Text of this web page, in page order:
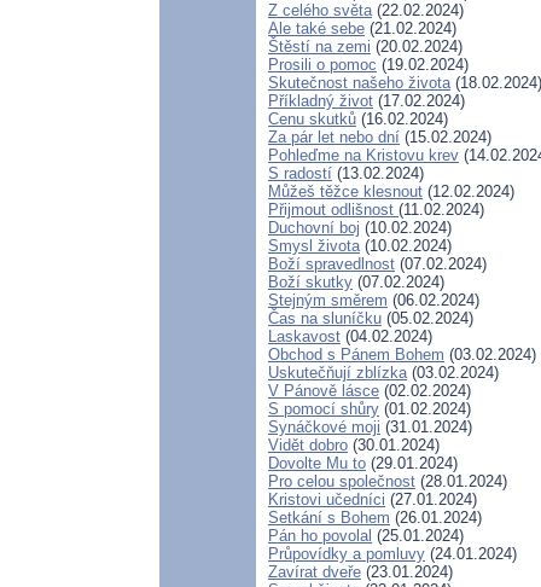
Z celého světa(22.02.2024)
Ale také sebe (21.02.2024)
Štěstí na zemi (20.02.2024)
Prosili o pomoc (19.02.2024)
Skutečnost našeho života(18.02.2024)
Příkladný život (17.02.2024)
Cenu skutků (16.02.2024)
Za pár let nebo dní (15.02.2024)
Pohleďme na Kristovu krev
S radostí (13.02.2024)
Můžeš těžce klesnout (12.02.2024)
Přijmout odlišnost (11.02.2024)
Duchovní boj (10.02.2024)
Smysl života(10.02.2024)
Boží spravedlnost (07.02.2024)
Boží skutky (07.02.2024)
Stejným směrem (06.02.2024)
Čas na sluníčku (05.02.2024)
Laskavost (04.02.2024)
Obchod s Pánem Bohem (03.02.2024)
Uskutečňují zblízka(03.02.2024)
V Pánově lásce (02.02.2024)
S pomocí shůry (01.02.2024)
Synáčkové moji (31.01.2024)
Vidět dobro (30.01.2024)
Dovolte Mu to (29.01.2024)
Pro celou společnost (28.01.2024)
Kristovi učedníci (27.01.2024)
Setkání s Bohem (26.01.2024)
Pán ho povolal (25.01.2024)
Průpovídky a pomluvy (24.01.2024)
Zavírat dveře (23.01.2024)